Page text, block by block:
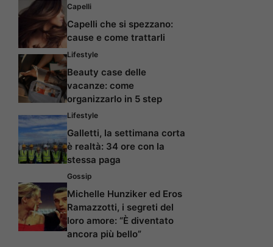
Capelli
Capelli che si spezzano:
cause e come trattarli
Lifestyle
Beauty case delle
vacanze: come
organizzarlo in 5 step
Lifestyle
Galletti, la settimana corta
è realtà: 34 ore con la
stessa paga
Gossip
Michelle Hunziker ed Eros
Ramazzotti, i segreti del
loro amore: “È diventato
ancora più bello”